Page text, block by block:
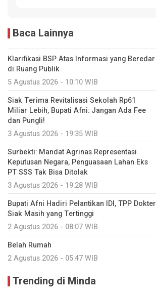
Baca Lainnya
Klarifikasi BSP Atas Informasi yang Beredar
di Ruang Publik
5 Agustus 2026 - 10:10 WIB
Siak Terima Revitalisasi Sekolah Rp61
Miliar Lebih, Bupati Afni: Jangan Ada Fee
dan Pungli!
3 Agustus 2026 - 19:35 WIB
Surbekti: Mandat Agrinas Representasi
Keputusan Negara, Penguasaan Lahan Eks
PT SSS Tak Bisa Ditolak
3 Agustus 2026 - 19:28 WIB
Bupati Afni Hadiri Pelantikan IDI, TPP Dokter
Siak Masih yang Tertinggi
2 Agustus 2026 - 08:07 WIB
Belah Rumah
2 Agustus 2026 - 05:47 WIB
Trending di Minda